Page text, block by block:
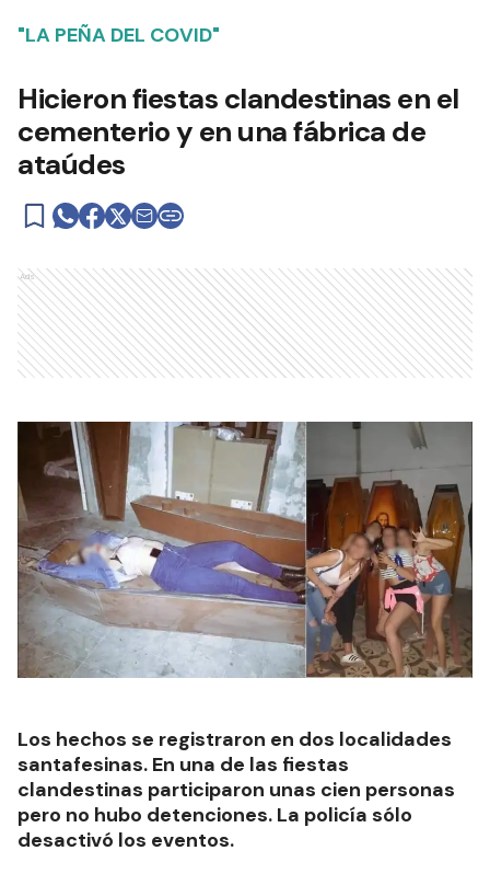
"LA PEÑA DEL COVID"
Hicieron fiestas clandestinas en el
cementerio y en una fábrica de
ataúdes
Ads
Los hechos se registraron en dos localidades
santafesinas. En una de las fiestas
clandestinas participaron unas cien personas
pero no hubo detenciones. La policía sólo
desactivó los eventos.